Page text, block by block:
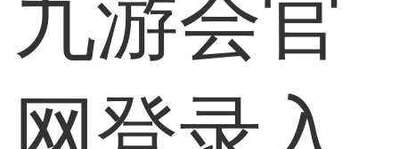
九游会官